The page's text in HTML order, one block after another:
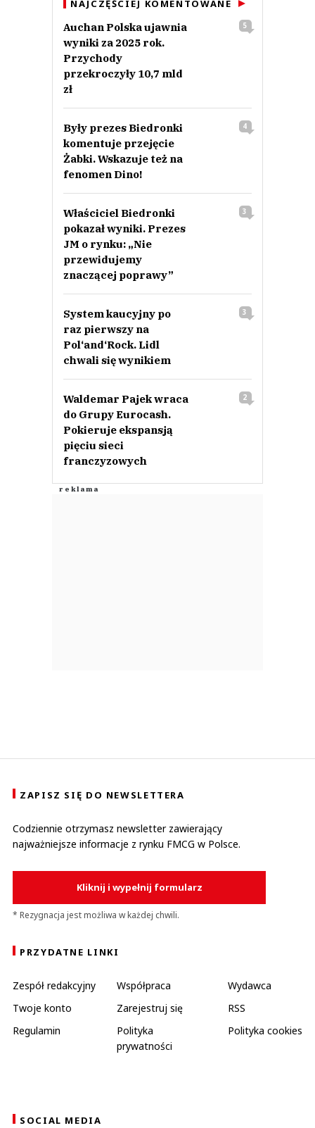
NAJCZĘŚCIEJ KOMENTOWANE
Auchan Polska ujawnia
wyniki za 2025 rok.
Przychody
przekroczyły 10,7 mld
zł
5
Były prezes Biedronki
komentuje przejęcie
Żabki. Wskazuje też na
fenomen Dino!
4
Właściciel Biedronki
pokazał wyniki. Prezes
JM o rynku: „Nie
przewidujemy
znaczącej poprawy”
3
System kaucyjny po
raz pierwszy na
Pol‘and‘Rock. Lidl
chwali się wynikiem
3
Waldemar Pajek wraca
do Grupy Eurocash.
Pokieruje ekspansją
pięciu sieci
franczyzowych
2
ZAPISZ SIĘ DO NEWSLETTERA
Codziennie otrzymasz newsletter zawierający
najważniejsze informacje z rynku FMCG w Polsce.
Kliknij i wypełnij formularz
* Rezygnacja jest możliwa w każdej chwili.
PRZYDATNE LINKI
Zespół redakcyjny Współpraca
Wydawca
Twoje konto
Zarejestruj się
RSS
Regulamin
Polityka
prywatności
Polityka cookies
SOCIAL MEDIA